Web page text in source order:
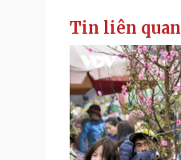
Tin liên quan